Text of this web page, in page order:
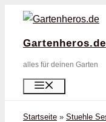
Zum
springen
Gartenheros.de
alles für deinen Garten
Startseite » Stuehle